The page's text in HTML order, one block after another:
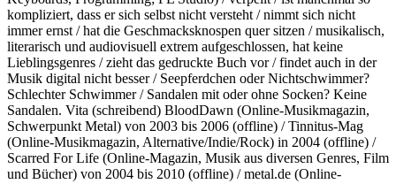
kompliziert, dass er sich selbst nicht versteht / nimmt sich nicht
immer ernst / hat die Geschmacksknospen quer sitzen / musikalisch,
literarisch und audiovisuell extrem aufgeschlossen, hat keine
Lieblingsgenres / zieht das gedruckte Buch vor / findet auch in der
Musik digital nicht besser / Seepferdchen oder Nichtschwimmer?
Schlechter Schwimmer / Sandalen mit oder ohne Socken? Keine
Sandalen. Vita (schreibend) BloodDawn (Online-Musikmagazin,
Schwerpunkt Metal) von 2003 bis 2006 (offline) / Tinnitus-Mag
(Online-Musikmagazin, Alternative/Indie/Rock) in 2004 (offline) /
Scarred For Life (Online-Magazin, Musik aus diversen Genres, Film
und Bücher) von 2004 bis 2010 (offline) / metal.de (Online-